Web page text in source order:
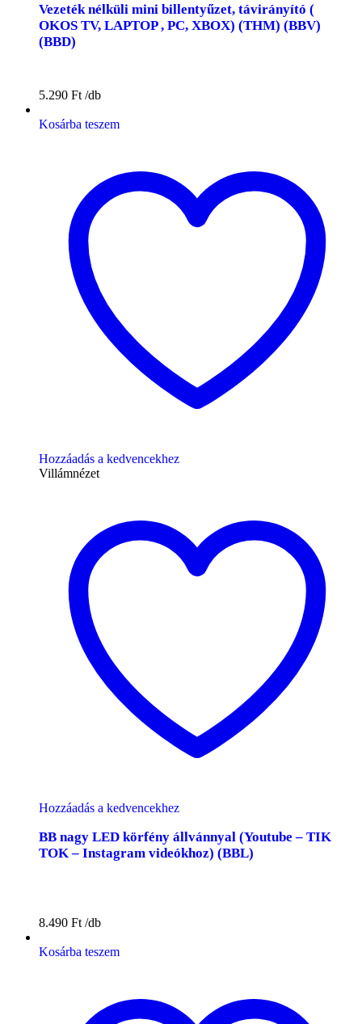
Vezeték nélküli mini billentyűzet, távirányító (
OKOS TV, LAPTOP , PC, XBOX) (THM) (BBV)
(BBD)
5.290 Ft
Kosárba teszem
Hozzáadás a kedvencekhez
Villámnézet
Hozzáadás a kedvencekhez
BB nagy LED körfény állvánnyal (Youtube – TIK
TOK – Instagram videókhoz) (BBL)
8.490 Ft
Kosárba teszem